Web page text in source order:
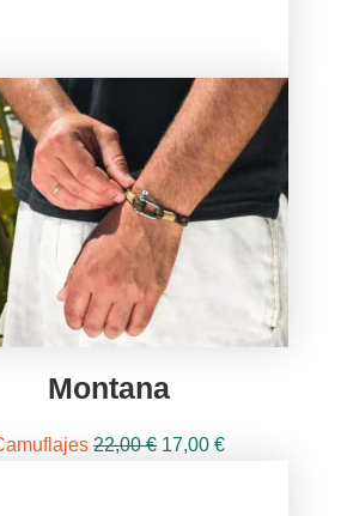
Montana
22,00€ El
17,00€El